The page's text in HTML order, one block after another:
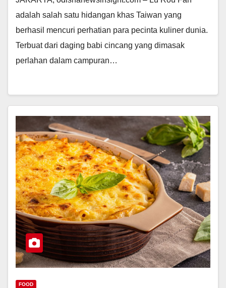
adalah salah satu hidangan khas Taiwan yang
berhasil mencuri perhatian para pecinta kuliner dunia.
Terbuat dari daging babi cincang yang dimasak
perlahan dalam campuran…
FOOD